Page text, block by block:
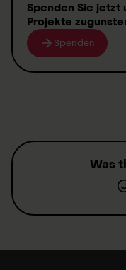
Spenden Sie jetzt
Projekte
Spenden
Was